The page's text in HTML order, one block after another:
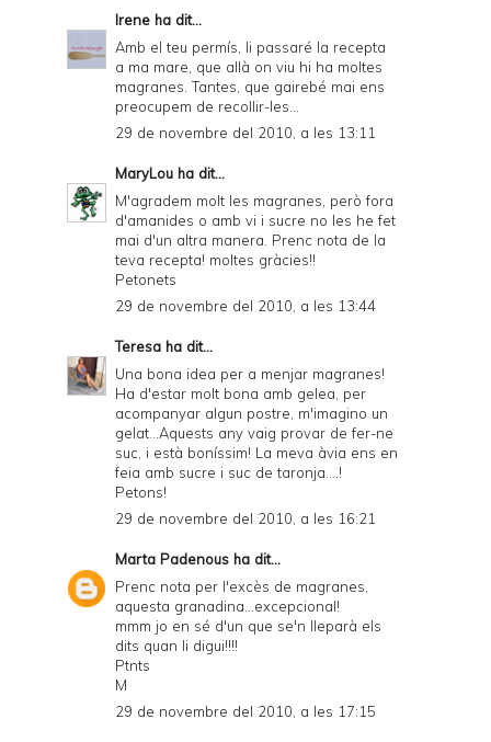
Irene ha dit...
Amb el teu permís, li passaré la recepta
a ma mare, que allà on viu hi ha moltes
magranes. Tantes, que gairebé mai ens
preocupem de recollir-les...
29 de novembre del 2010, a les 13:11
MaryLou ha dit...
M'agradem molt les magranes, però fora
d'amanides o amb vi i sucre no les he fet
mai d'un altra manera. Prenc nota de la
teva recepta! moltes gràcies!!
Petonets
29 de novembre del 2010, a les 13:44
Teresa ha dit...
Una bona idea per a menjar magranes!
Ha d'estar molt bona amb gelea, per
acompanyar algun postre, m'imagino un
gelat...Aquests any vaig provar de fer-ne
suc, i està boníssim! La meva àvia ens en
feia amb sucre i suc de taronja....!
Petons!
29 de novembre del 2010, a les 16:21
Marta Padenous ha dit...
Prenc nota per l'excès de magranes,
aquesta granadina...excepcional!
mmm jo en sé d'un que se'n lleparà els
dits quan li digui!!!!
Ptnts
M
29 de novembre del 2010, a les 17:15